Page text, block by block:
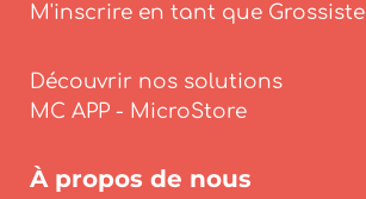
M'inscrire en tant que Grossiste
Découvrir nos solutions
À propos de nous